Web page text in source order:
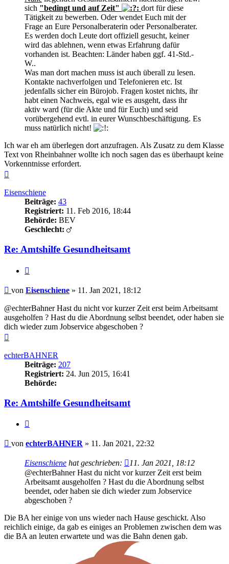
sich "bedingt und auf Zeit"
dort für diese
Tätigkeit zu bewerben. Oder wendet Euch mit der
Frage an Eure Personalberaterin oder Personalberater.
Es werden doch Leute dort offiziell gesucht, keiner
wird das ablehnen, wenn etwas Erfahrung dafür
vorhanden ist. Beachten: Länder haben ggf. 41-Std.-
W..
Was man dort machen muss ist auch überall zu lesen.
Kontakte nachverfolgen und Telefonieren etc. Ist
jedenfalls sicher ein Bürojob. Fragen kostet nichts, ihr
habt einen Nachweis, egal wie es ausgeht, dass ihr
aktiv ward (für die Akte und für Euch) und seid
vorübergehend evtl. in eurer Wunschbeschäftigung. Es
muss natürlich nicht!
Ich war eh am überlegen dort anzufragen. Als Zusatz zu dem Klasse
Text von Rheinbahner wollte ich noch sagen das es überhaupt keine
Vorkenntnisse erfordert.
Eisenschiene
Beiträge: 43
Registriert: 11. Feb 2016, 18:44
Behörde: BEV
Geschlecht:
Re: Amtshilfe Gesundheitsamt
Beitrag
von Eisenschiene » 11. Jan 2021, 18:12
@echterBahner Hast du nicht vor kurzer Zeit erst beim Arbeitsamt
ausgeholfen ? Hast du die Abordnung selbst beendet, oder haben sie
dich wieder zum Jobservice abgeschoben ?
echterBAHNER
Beiträge: 207
Registriert: 24. Jun 2015, 16:41
Behörde:
Re: Amtshilfe Gesundheitsamt
Beitrag
von echterBAHNER » 11. Jan 2021, 22:32
Eisenschiene hat geschrieben:
11. Jan 2021, 18:12
@echterBahner Hast du nicht vor kurzer Zeit erst beim
Arbeitsamt ausgeholfen ? Hast du die Abordnung selbst
beendet, oder haben sie dich wieder zum Jobservice
abgeschoben ?
Die BA her einige von uns wieder nach Hause geschickt. Also
reichlich einige, da gab es einiges an Problemen zwischen dem was
die BA an leuten erwartete und was die Bahn denen gab.